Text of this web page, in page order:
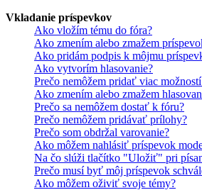
Vkladanie príspevkov
Ako vložím tému do fóra?
Ako zmením alebo zmažem
Ako pridám podpis k môjmu
Ako vytvorím hlasovanie?
Prečo nemôžem pridať viac
Ako zmením alebo zmažem
Prečo sa nemôžem dostať k fóru?
Prečo nemôžem pridávať prílohy?
Prečo som obdržal varovanie?
Ako môžem nahlásiť príspevok
Na čo slúži tlačítko "Uložiť" pri
Prečo musí byť môj príspevok
Ako môžem oživiť svoje témy?